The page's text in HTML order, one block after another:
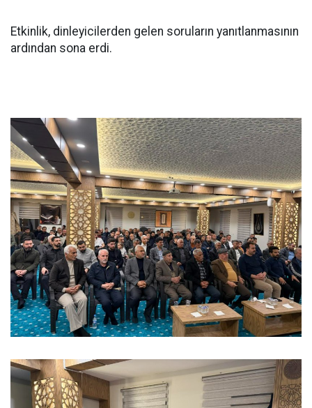
Etkinlik, dinleyicilerden gelen soruların yanıtlanmasının
ardından sona erdi.